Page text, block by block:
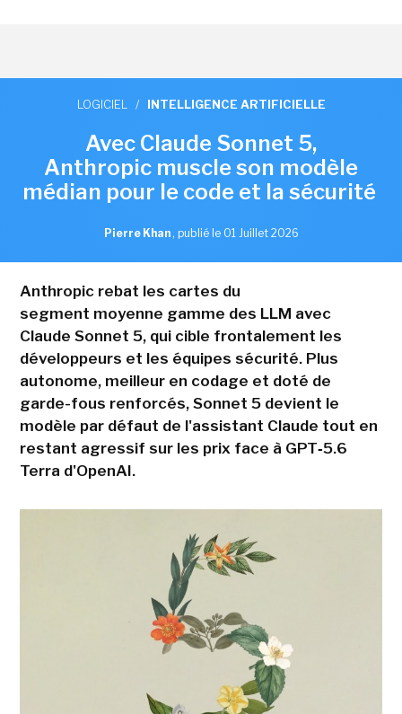
LOGICIEL / INTELLIGENCE ARTIFICIELLE
Avec Claude Sonnet 5,
Anthropic muscle son modèle
médian pour le code et la sécurité
Pierre Khan , publié le 01 Juillet 2026
Anthropic rebat les cartes du
segment moyenne gamme des LLM avec
Claude Sonnet 5, qui cible frontalement les
développeurs et les équipes sécurité. Plus
autonome, meilleur en codage et doté de
garde-fous renforcés, Sonnet 5 devient le
modèle par défaut de l'assistant Claude tout en
restant agressif sur les prix face à GPT‑5.6
Terra d'OpenAI.